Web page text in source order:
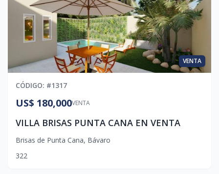
VENTA
CÓDIGO: #1317
VENTA
US$ 180,000
VILLA BRISAS PUNTA CANA EN VENTA
Brisas de Punta Cana, Bávaro
322